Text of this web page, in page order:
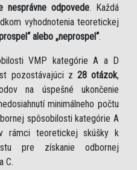
nesprávne odpovede. Každá
vyhodnotenia teoretickej
alebo „neprospel“.
VMP kategórie A a D
pozostávajúci z 28 otázok,
na úspešné ukončenie
minimálneho počtu
spôsobilosti kategórie A
rámci teoretickej skúšky k
pre získanie odbornej
C.